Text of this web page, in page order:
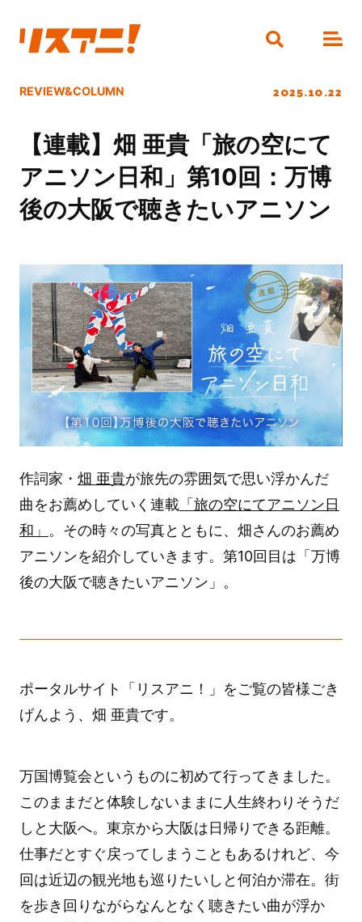
REVIEW&COLUMN 2025.10.22
【連載】畑 亜貴「旅の空にて
アニソン日和」第10回：万博
後の大阪で聴きたいアニソン
作詞家・ 畑 亜貴が旅先の雰囲気で思い浮かんだ
曲をお薦めしていく連載 「旅の空にてアニソン日
和」 。その時々の写真とともに、畑さんのお薦め
アニソンを紹介していきます。第10回目は「万博
後の大阪で聴きたいアニソン」。
ポータルサイト「リスアニ！」をご覧の皆様ごき
げんよう、畑 亜貴です。
万国博覧会というものに初めて行ってきました。
このままだと体験しないままに人生終わりそうだ
しと大阪へ。東京から大阪は日帰りできる距離。
仕事だとすぐ戻ってしまうこともあるけれど、今
回は近辺の観光地も巡りたいしと何泊か滞在。街
を歩き回りながらなんとなく聴きたい曲が浮か